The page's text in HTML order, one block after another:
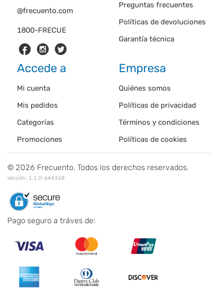
1800-FRECUE
@frecuento.com
Preguntas frecuentes
Políticas de devoluciones
Garantía técnica
Accede a
Mi cuenta
Mis pedidos
Categorías
Promociones
Empresa
Quiénes somos
Políticas de privacidad
Términos y condiciones
Políticas de cookies
© 2026 Frecuento. Todos los derechos reservados.
Versión: 1.1.0-644368
Pago seguro a tráves de: